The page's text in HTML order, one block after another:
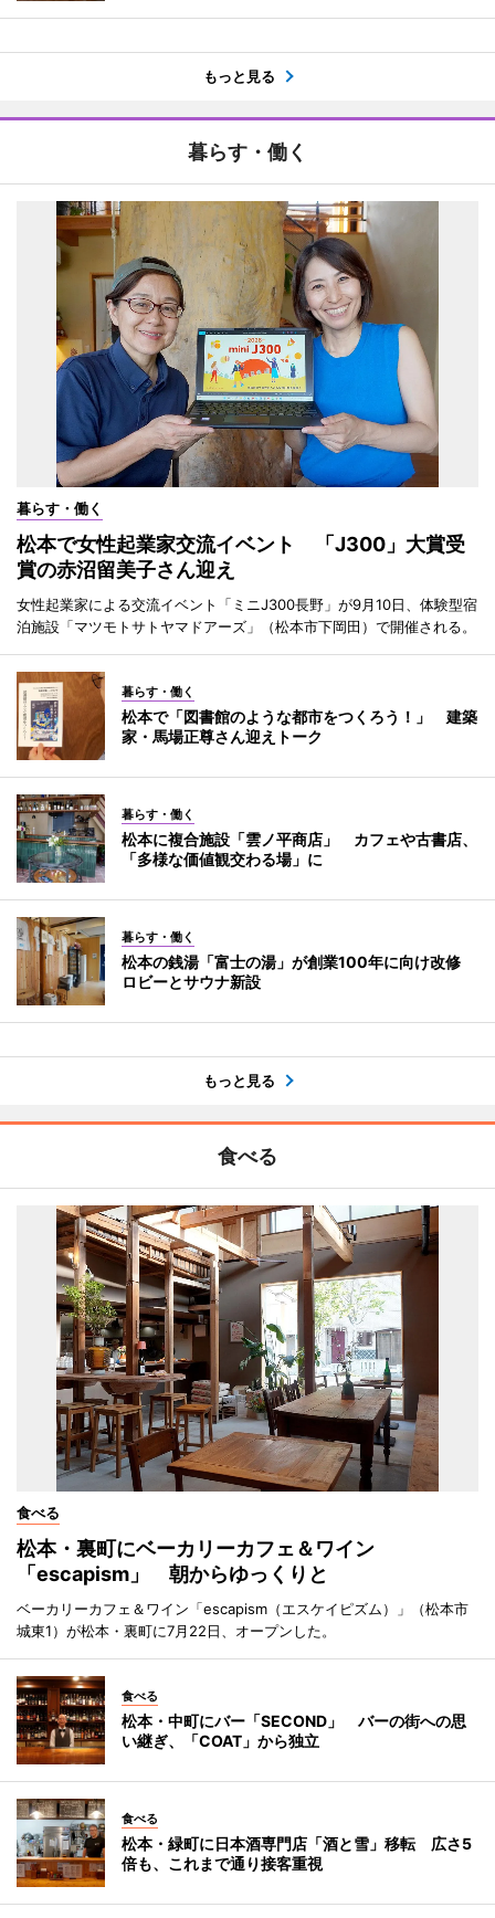
もっと見る
暮らす・働く
暮らす・働く
松本で女性起業家交流イベント 「J300」大賞受
賞の赤沼留美子さん迎え
女性起業家による交流イベント「ミニJ300長野」が9月10日、体験型宿
泊施設「マツモトサトヤマドアーズ」（松本市下岡田）で開催される。
暮らす・働く
松本で「図書館のような都市をつくろう！」 建築
家・馬場正尊さん迎えトーク
暮らす・働く
松本に複合施設「雲ノ平商店」 カフェや古書店、
「多様な価値観交わる場」に
暮らす・働く
松本の銭湯「富士の湯」が創業100年に向け改修
ロビーとサウナ新設
もっと見る
食べる
食べる
松本・裏町にベーカリーカフェ＆ワイン
「escapism」 朝からゆっくりと
ベーカリーカフェ＆ワイン「escapism（エスケイピズム）」（松本市
城東1）が松本・裏町に7月22日、オープンした。
食べる
松本・中町にバー「SECOND」 バーの街への思
い継ぎ、「COAT」から独立
食べる
松本・緑町に日本酒専門店「酒と雪」移転 広さ5
倍も、これまで通り接客重視